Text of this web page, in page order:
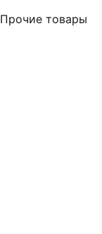
Прочие товары